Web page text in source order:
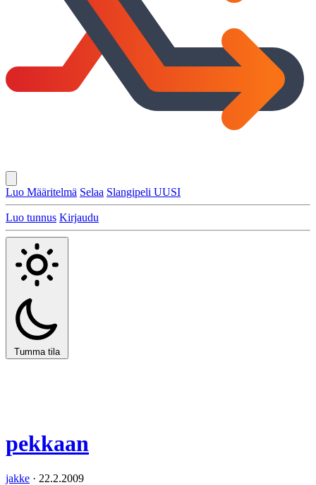
Luo Määritelmä Selaa Slangipeli UUSI
Luo tunnus Kirjaudu
Tumma tila
pekkaan
jakke · 22.2.2009